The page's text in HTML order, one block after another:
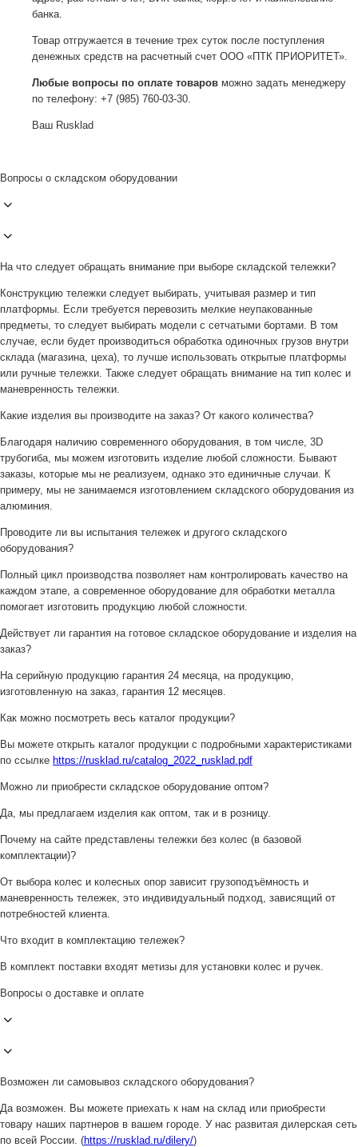
банка.
Товар отгружается в течение трех суток после поступления
денежных средств на расчетный счет ООО «ПТК ПРИОРИТЕТ».
Любые вопросы по оплате товаров можно задать менеджеру
по телефону: +7 (985) 760-03-30.
Ваш Rusklad
Вопросы о складском оборудовании
На что следует обращать внимание при выборе складской тележки?
Конструкцию тележки следует выбирать, учитывая размер и тип
платформы. Если требуется перевозить мелкие неупакованные
предметы, то следует выбирать модели с сетчатыми бортами. В том
случае, если будет производиться обработка одиночных грузов внутри
склада (магазина, цеха), то лучше использовать открытые платформы
или ручные тележки. Также следует обращать внимание на тип колес и
маневренность тележки.
Какие изделия вы производите на заказ? От какого количества?
Благодаря наличию современного оборудования, в том числе, 3D
трубогиба, мы можем изготовить изделие любой сложности. Бывают
заказы, которые мы не реализуем, однако это единичные случаи. К
примеру, мы не занимаемся изготовлением складского оборудования из
алюминия.
Проводите ли вы испытания тележек и другого складского
оборудования?
Полный цикл производства позволяет нам контролировать качество на
каждом этапе, а современное оборудование для обработки металла
помогает изготовить продукцию любой сложности.
Действует ли гарантия на готовое складское оборудование и изделия на
заказ?
На серийную продукцию гарантия 24 месяца, на продукцию,
изготовленную на заказ, гарантия 12 месяцев.
Как можно посмотреть весь каталог продукции?
Вы можете открыть каталог продукции с подробными характеристиками
по ссылке https://rusklad.ru/catalog_2022_rusklad.pdf
Можно ли приобрести складское оборудование оптом?
Да, мы предлагаем изделия как оптом, так и в розницу.
Почему на сайте представлены тележки без колес (в базовой
комплектации)?
От выбора колес и колесных опор зависит грузоподъёмность и
маневренность тележек, это индивидуальный подход, зависящий от
потребностей клиента.
Что входит в комплектацию тележек?
В комплект поставки входят метизы для установки колес и ручек.
Вопросы о доставке и оплате
Возможен ли самовывоз складского оборудования?
Да возможен. Вы можете приехать к нам на склад или приобрести
товару наших партнеров в вашем городе. У нас развитая дилерская сеть
по всей России. (https://rusklad.ru/dilery/)